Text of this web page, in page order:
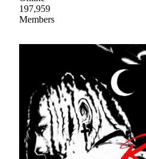
197,959
Members